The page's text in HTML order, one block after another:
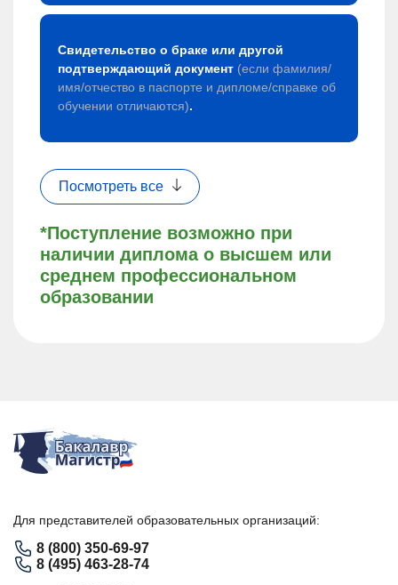
*Поступление возможно при
наличии диплома о высшем или
среднем профессиональном
образовании
Свидетельство о браке или другой
подтверждающий документ (если фамилия/
имя/отчество в паспорте и дипломе/справке об
обучении отличаются).
Посмотреть все
Для представителей образовательных организаций:
8 (800) 350-69-97
8 (495) 463-28-74